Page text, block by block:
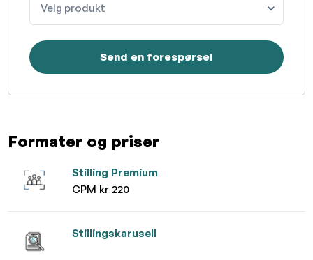
Formater og priser
Stilling Premium
CPM kr 220
Stillingskarusell
Velg produkt
Send en forespørsel